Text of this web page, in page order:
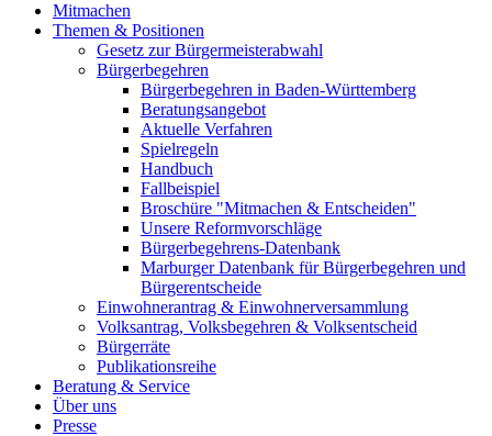
Mitmachen
Themen & Positionen
Gesetz zur Bürgermeisterabwahl
Bürgerbegehren
Bürgerbegehren in Baden-Württemberg
Beratungsangebot
Aktuelle Verfahren
Spielregeln
Handbuch
Fallbeispiel
Broschüre "Mitmachen & Entscheiden"
Unsere Reformvorschläge
Bürgerbegehrens-Datenbank
Marburger Datenbank für Bürgerbegehren und
Bürgerentscheide
Einwohnerantrag & Einwohnerversammlung
Volksantrag, Volksbegehren & Volksentscheid
Bürgerräte
Publikationsreihe
Beratung & Service
Über uns
Presse